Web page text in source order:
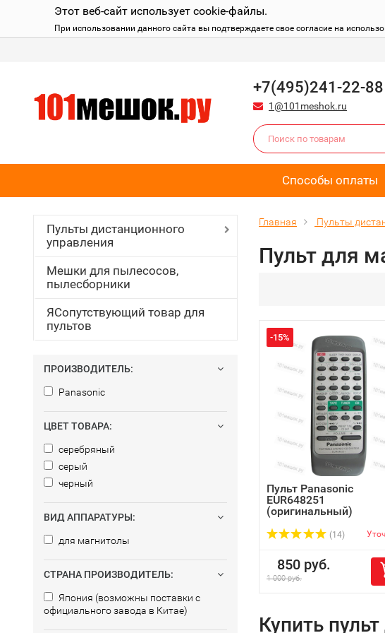
Этот веб-сайт использует cookie-файлы.
При использовании данного сайта вы подтверждаете свое согласие на
+7(495)241-22-88
1@101meshok.ru
Способы оплаты
Пульты дистанционного
управления
Мешки для пылесосов,
пылесборники
ЯСопутствующий товар для
пультов
ПРОИЗВОДИТЕЛЬ:
Panasonic
ЦВЕТ ТОВАРА:
серебряный
серый
черный
ВИД АППАРАТУРЫ:
для магнитолы
СТРАНА ПРОИЗВОДИТЕЛЬ:
Япония (возможны поставки с
официального завода в Китае)
Главная Пульты
Пульт для
-15%
Пульт Panasonic
EUR648251
(оригинальный)
(14)
850 руб.
1 000 руб.
Купить